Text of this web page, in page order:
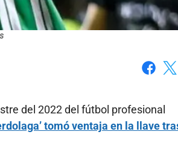
del 2022 del fútbol profesional
tomó ventaja en la llave